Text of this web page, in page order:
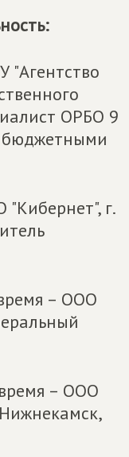
"Агентство
ОРБО 9
бюджетными
г.
– ООО
– ООО
Нижнекамск,